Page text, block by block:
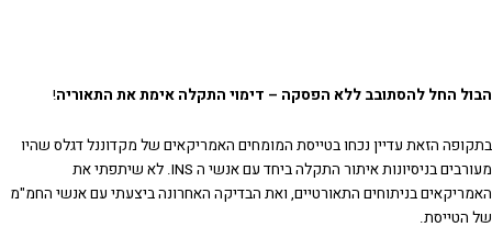
הבול החל להסתובב ללא הפסקה – דימוי התקלה אימת את התאוריה!
בתקופה הזאת עדיין נכחו בטייסת המומחים האמריקאים של מקדוננל דגלס שהיו
מעורבים בניסיונות איתור התקלה ביחד עם אנשי ה INS. לא שיתפתי את
האמריקאים בניתוחים התאורטיים, ואת הבדיקה האחרונה ביצעתי עם אנשי החמ"מ
של הטייסת.